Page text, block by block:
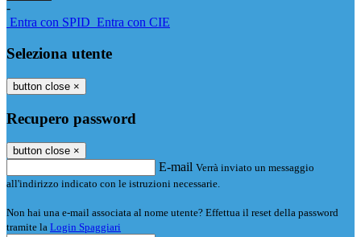
-
Entra con SPID Entra con CIE
Seleziona utente
button close ×
Recupero password
button close ×
E-mail Verrà inviato un messaggio
all'indirizzo indicato con le istruzioni necessarie.
Non hai una e-mail associata al nome utente? Effettua il reset della password
tramite la Login Spaggiari